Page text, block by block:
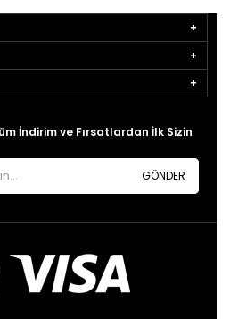
İndirim ve Fırsatlardan İlk Sizin
GÖNDER